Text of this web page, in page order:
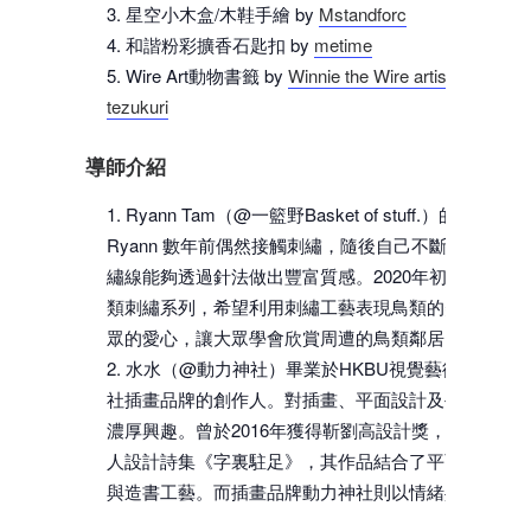
星空小木盒/木鞋手繪 by Mstandforc
和諧粉彩擴香石匙扣 by metime
Wire Art動物書籤 by Winnie the Wire artist – simply
tezukuri
導師介紹
Ryann Tam（@一籃野Basket of stuff.）的主理人。
Ryann 數年前偶然接觸刺繡，隨後自己不斷探索，了
繡線能夠透過針法做出豐富質感。2020年初開展了香
類刺繡系列，希望利用刺繡工藝表現鳥類的美態，培
眾的愛心，讓大眾學會欣賞周遭的鳥類鄰居。
水水（@動力神社）畢業於HKBU視覺藝術院，動
社插畫品牌的創作人。對插畫、平面設計及手造書工
濃厚興趣。曾於2016年獲得靳劉高設計獎，得獎作品
人設計詩集《字裏駐足》，其作品結合了平面設計、
與造書工藝。而插畫品牌動力神社則以情緒共生為主